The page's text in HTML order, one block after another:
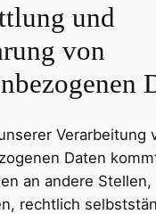
und
von
Verarbeitung
Daten
an andere Stellen,
rechtlich